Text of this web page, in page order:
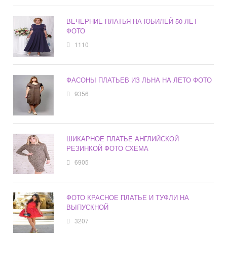
ВЕЧЕРНИЕ ПЛАТЬЯ НА ЮБИЛЕЙ 50 ЛЕТ
ФОТО
1110
ФАСОНЫ ПЛАТЬЕВ ИЗ ЛЬНА НА ЛЕТО ФОТО
9356
ШИКАРНОЕ ПЛАТЬЕ АНГЛИЙСКОЙ
РЕЗИНКОЙ ФОТО СХЕМА
6905
ФОТО КРАСНОЕ ПЛАТЬЕ И ТУФЛИ НА
ВЫПУСКНОЙ
3207